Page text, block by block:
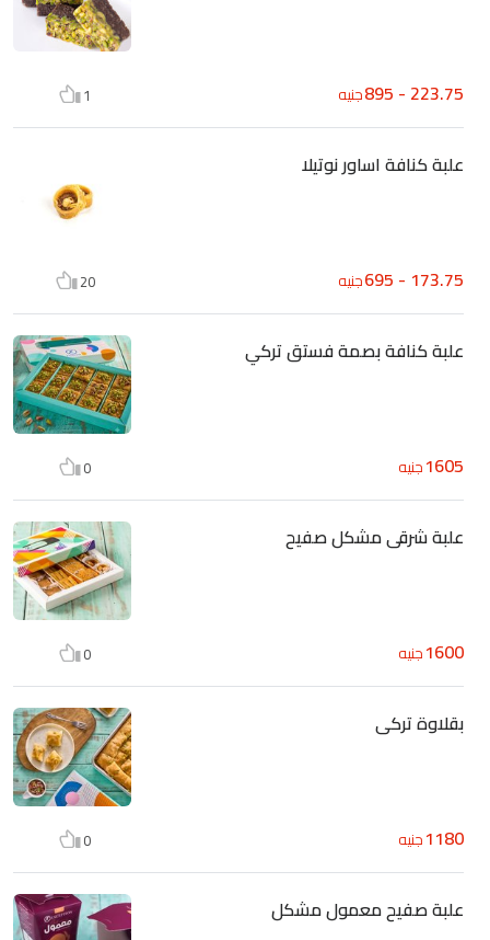
223.75 - 895 جنيه 1
علبة كنافة اساور نوتيلا
173.75 - 695 جنيه 20
علبة كنافة بصمة فستق تركي
1605جنيه 0
علبة شرقى مشكل صفيح
1600جنيه 0
بقلاوة تركى
1180جنيه 0
علبة صفيح معمول مشكل